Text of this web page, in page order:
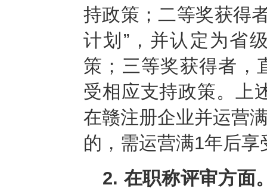
持政策；二等奖获得
计划”，并认定为省
策；三等奖获得者，
受相应支持政策。上
在赣注册企业并运营
的，需运营满1年后享
2. 在职称评审方面